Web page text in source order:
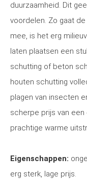
duurzaamheid. Dit
voordelen. Zo gaat
mee, is het erg
laten plaatsen een
schutting of beton
houten schutting
plagen van insecten
scherpe prijs van
prachtige warme
Eigenschappen:
erg sterk, lage prijs.